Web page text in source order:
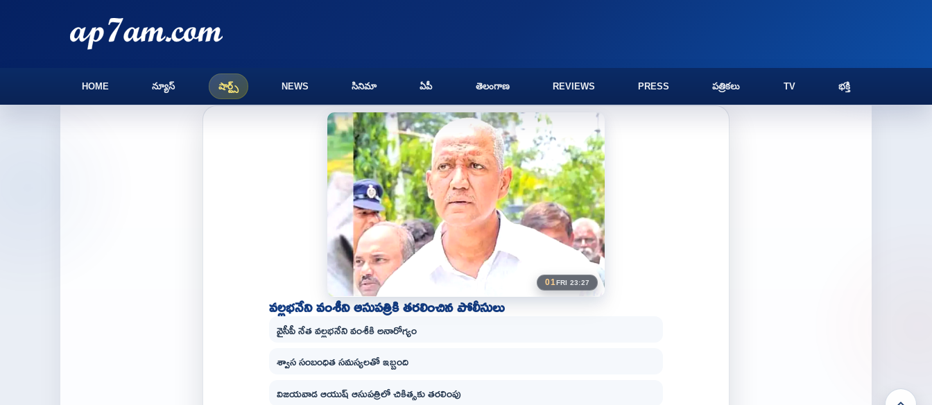
HOME న్యూస్ షార్ట్స్ NEWS సినిమా ఏపీ తెలంగాణ REVIEWS PRESS పత్రికలు TV భక్తి
01FRI 23:27
వల్లభనేని వంశీని ఆసుపత్రికి తరలించిన పోలీసులు
వైసీపీ నేత వల్లభనేని వంశీకి అనారోగ్యం
శ్వాస సంబంధిత సమస్యలతో ఇబ్బంది
విజయవాడ ఆయుష్ ఆసుపత్రిలో చికిత్సకు తరలింపు